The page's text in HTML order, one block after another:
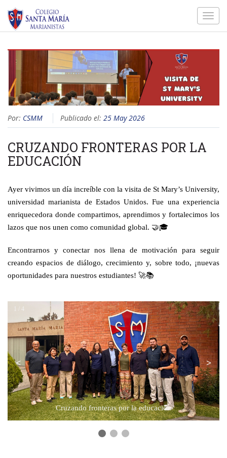
Por: CSMM Publicado el: 25 May 2026
CRUZANDO FRONTERAS POR LA
EDUCACIÓN